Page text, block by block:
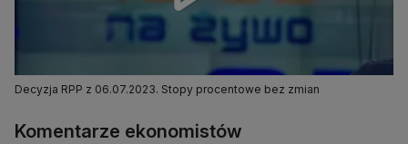
Decyzja RPP z 06.07.2023. Stopy procentowe bez zmian
Komentarze ekonomistów